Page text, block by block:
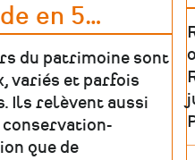
en 5…
du patrimoine sont
variés et parfois
Ils relèvent aussi
conservation-
que de